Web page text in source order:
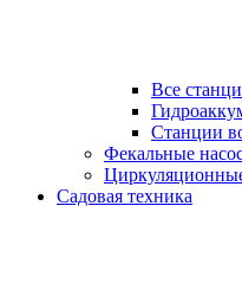
Все
Станции
Фекальные
Садовая техника